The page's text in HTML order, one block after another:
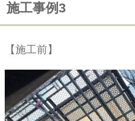
施工事例3
【施工前】